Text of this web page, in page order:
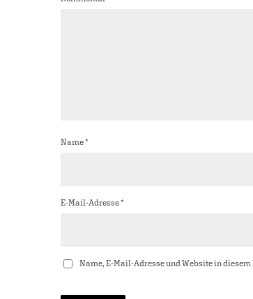
Name*
E-Mail-Adresse*
Name, E-Mail-Adresse und Website in